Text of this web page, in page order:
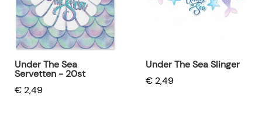
Under The Sea
Servetten - 20st
€ 2,49
Under The Sea Slinger
€ 2,49